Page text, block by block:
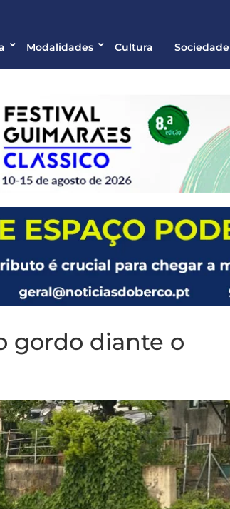
Modalidades Cultura Sociedade
gordo diante o